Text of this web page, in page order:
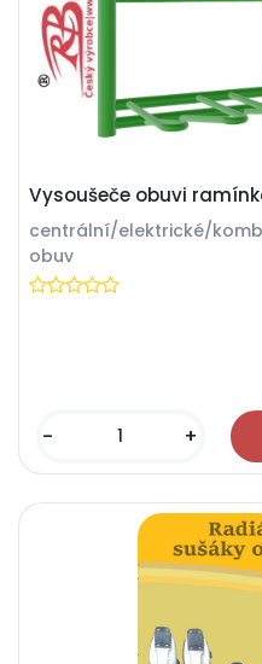
Vysoušeče obuvi
centrální/elektrické/
obuv
- +